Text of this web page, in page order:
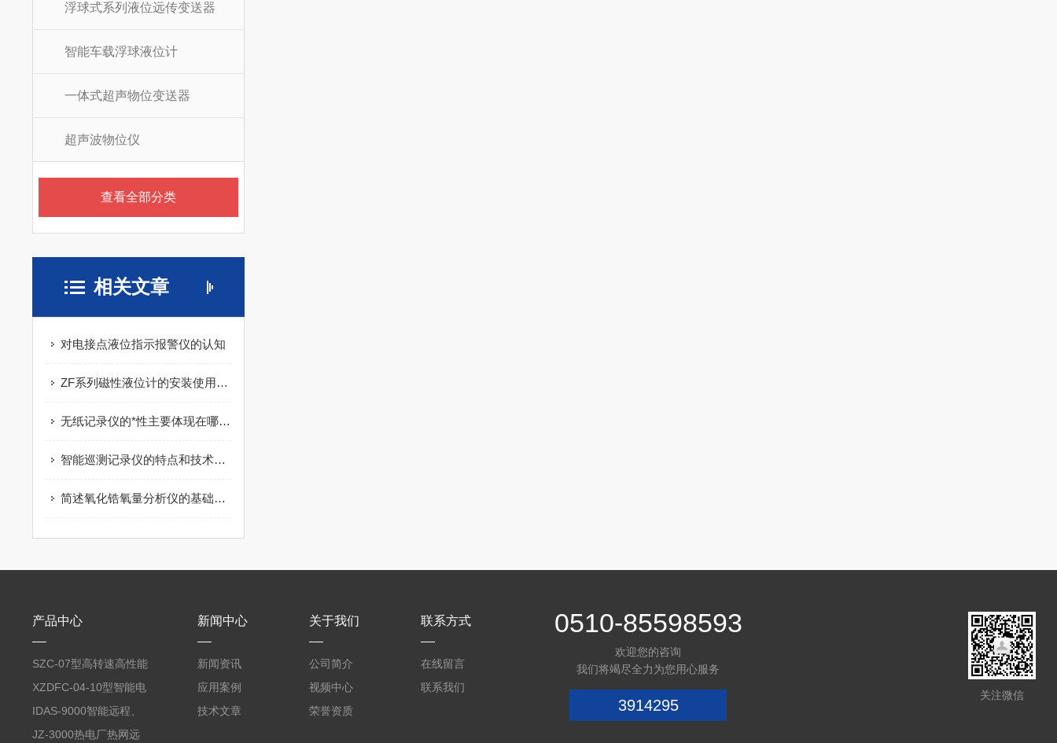
浮球式系列液位远传变送器
智能车载浮球液位计
一体式超声物位变送器
超声波物位仪
查看全部分类
相关文章
对电接点液位指示报警仪的认知
ZF系列磁性液位计的安装使用方法及保养
无纸记录仪的*性主要体现在哪里？
智能巡测记录仪的特点和技术参数
简述氧化锆氧量分析仪的基础知识
产品中心
SZC-07型高转速高性能
智能转速表
XZDFC-04-10型智能电
磁阀控制装置
IDAS-9000智能远程、
分散式数据采集系统
JZ-3000热电厂热网远
新闻中心
新闻资讯
应用案例
技术文章
关于我们
公司简介
视频中心
荣誉资质
联系方式
在线留言
联系我们
0510-85598593
欢迎您的咨询
我们将竭尽全力为您用心服务
3914295
关注微信